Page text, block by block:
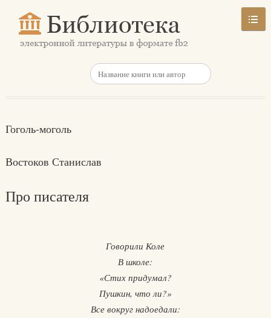
Гоголь-моголь
Востоков Станислав
Про писателя
Говорили Коле
В школе:
«Стих придумал?
Пушкин, что ли?»
Все вокруг надоедали: